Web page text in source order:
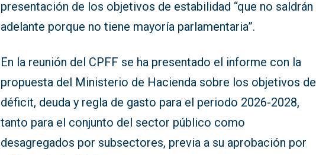
presentación de los objetivos de estabilidad “que no saldrán
adelante porque no tiene mayoría parlamentaria”.
En la reunión del CPFF se ha presentado el informe con la
propuesta del Ministerio de Hacienda sobre los objetivos de
déficit, deuda y regla de gasto para el periodo 2026-2028,
tanto para el conjunto del sector público como
desagregados por subsectores, previa a su aprobación por